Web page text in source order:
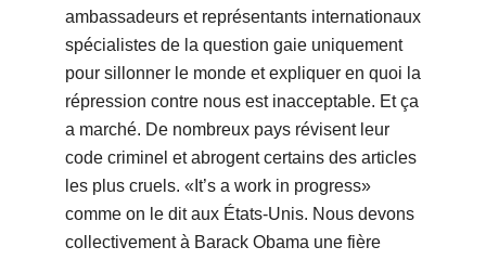
ambassadeurs et représentants internationaux
spécialistes de la question gaie uniquement
pour sillonner le monde et expliquer en quoi la
répression contre nous est inacceptable. Et ça
a marché. De nombreux pays révisent leur
code criminel et abrogent certains des articles
les plus cruels. «It’s a work in progress»
comme on le dit aux États-Unis. Nous devons
collectivement à Barack Obama une fière